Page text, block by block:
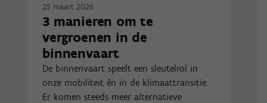
25 maart 2026
3 manieren om te
vergroenen in de
binnenvaart
De binnenvaart speelt een sleutelrol in
onze mobiliteit én in de klimaattransitie.
Er komen steeds meer alternatieve